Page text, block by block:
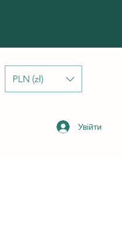
PLN (zł)
Увійти